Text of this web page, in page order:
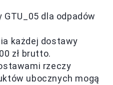
dla odpadów
każdej dostawy
zł brutto.
rzeczy
ubocznych mogą